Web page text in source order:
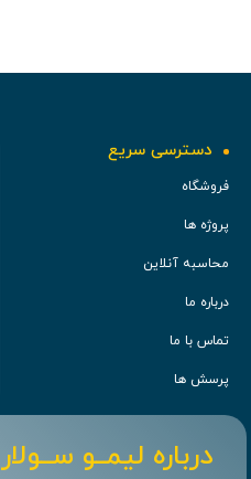
دسترسی سریع
فروشگاه
پروژه ها
محاسبه آنلاین
درباره ما
تماس با ما
پرسش ها
درباره لیمــو ســولار